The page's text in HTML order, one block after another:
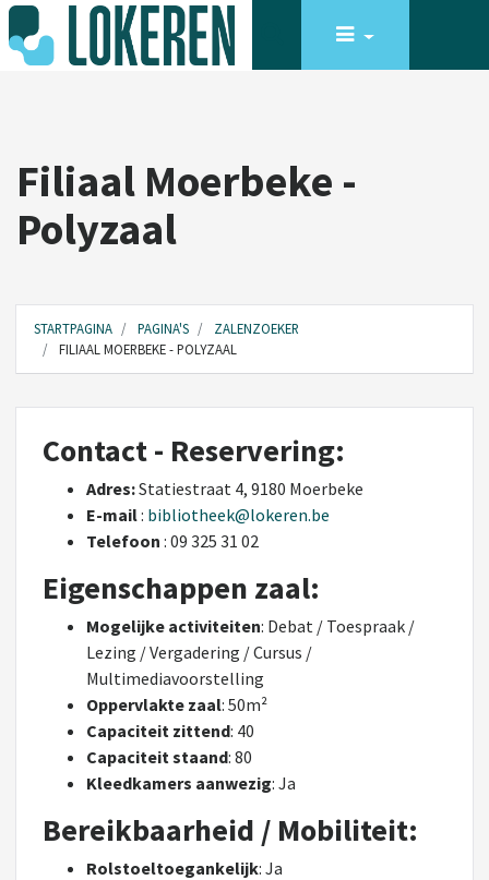
Filiaal Moerbeke -
Polyzaal
STARTPAGINA PAGINA'S
ZALENZOEKER
FILIAAL MOERBEKE - POLYZAAL
Contact - Reservering:
Adres:Statiestraat 4, 9180 Moerbeke
E-mail: bibliotheek@lokeren.be
Telefoon : 09 325 31 02
Eigenschappen zaal:
Mogelijke activiteiten: Debat / Toespraak /
Lezing / Vergadering / Cursus /
Multimediavoorstelling
Oppervlakte zaal: 50m²
Capaciteit zittend: 40
Capaciteit staand: 80
Kleedkamers aanwezig: Ja
Bereikbaarheid / Mobiliteit:
Rolstoeltoegankelijk: Ja